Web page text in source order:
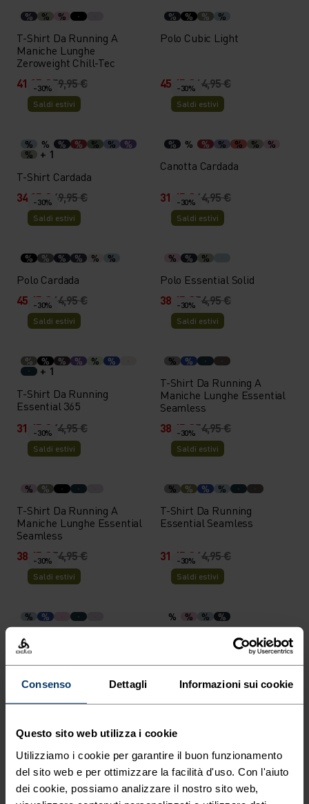
Consenso Dettagli Informazioni sui cookie
Questo sito web utilizza i cookie
Utilizziamo i cookie per garantire il buon funzionamento
del sito web e per ottimizzare la facilità d'uso. Con l'aiuto
dei cookie, possiamo analizzare il nostro sito web,
% % %
T-Shirt Da Running A
Maniche Lunghe
Zeroweight Chill-Tec
41,95 €59,95 €
% % % %
Polo Cubic Light
45,45 € 64,95 €
-30%
Saldi estivi
% % % % % %
%
%
+ 1
T-Shirt Cardada
34,95 € 49,95 €
-30%
Saldi estivi
% % % % % % %
Canotta Cardada
31,45 € 44,95 €
-30%
Saldi estivi
% % % % % %
Polo Cardada
45,45 € 64,95 €
-30%
Saldi estivi
% % %
Polo Essential Solid
38,45 €54,95 €
-30%
Saldi estivi
% % % % % %
+ 1
T-Shirt Da Running
Essential 365
31,45 € 44,95 €
-30%
Saldi estivi
% %
T-Shirt Da Running A
Maniche Lunghe Essential
Seamless
38,45 €54,95 €
-30%
Saldi estivi
% %
T-Shirt Da Running A
Maniche Lunghe Essential
Seamless
38,45 €54,95 €
-30%
Saldi estivi
% % % %
T-Shirt Da Running
Essential Seamless
31,45 € 44,95 €
-30%
Saldi estivi
% %
T-Shirt Da Running
Essential Seamless
-30%
Saldi estivi
% % % %
Polo Cubic Light
% % % %
T-Shirt Merino 160
Postcards
62,95 €89,95 €
%
T-Shirt Cubic
38,45 €54,95 €
-30%
-30%